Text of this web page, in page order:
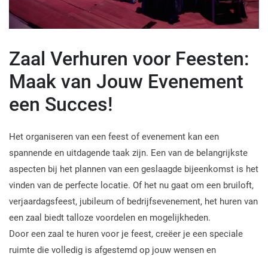
Zaal Verhuren voor Feesten:
Maak van Jouw Evenement
een Succes!
Het organiseren van een feest of evenement kan een
spannende en uitdagende taak zijn. Een van de belangrijkste
aspecten bij het plannen van een geslaagde bijeenkomst is het
vinden van de perfecte locatie. Of het nu gaat om een bruiloft,
verjaardagsfeest, jubileum of bedrijfsevenement, het huren van
een zaal biedt talloze voordelen en mogelijkheden.
Door een zaal te huren voor je feest, creëer je een speciale
ruimte die volledig is afgestemd op jouw wensen en